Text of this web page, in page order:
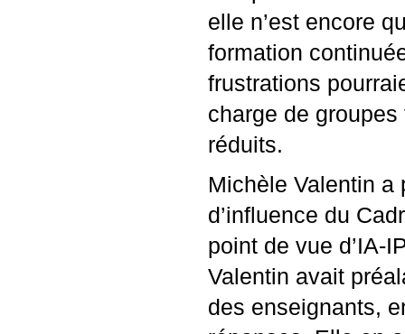
elle n’est encore
formation
frustrations
charge de
réduits.
Michèle Valentin a
d’influence du
point de vue d’IA-
Valentin avait
des enseignants,